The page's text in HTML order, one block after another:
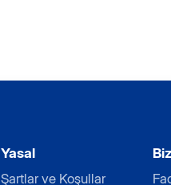
Yasal
Şartlar ve Koşullar